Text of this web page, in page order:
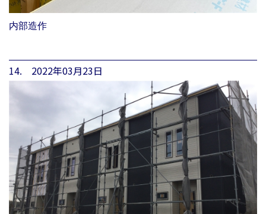
内部造作
14. 2022年03月23日